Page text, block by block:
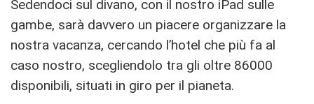
Sedendoci sul divano, con il nostro iPad sulle
gambe, sarà davvero un piacere organizzare la
nostra vacanza, cercando l’hotel che più fa al
caso nostro, scegliendolo tra gli oltre 86000
disponibili, situati in giro per il pianeta.